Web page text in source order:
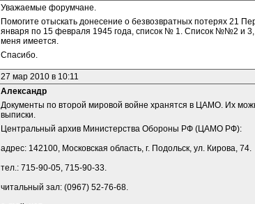
Уважаемые форумчане.
Помогите отыскать донесение о безвозвратных потерях 21
января по 15 февраля 1945 года, список № 1. Список №№2 и 3,
меня имеется.
Спасибо.
27 мар 2010 в 10:11
Александр
Документы по второй мировой войне хранятся в ЦАМО. Их
выписки.
Центральный архив Министерства Обороны РФ (ЦАМО РФ):
адрес: 142100, Московская область, г. Подольск, ул. Кирова, 74.
тел.: 715-90-05, 715-90-33.
читальный зал: (0967) 52-76-68.